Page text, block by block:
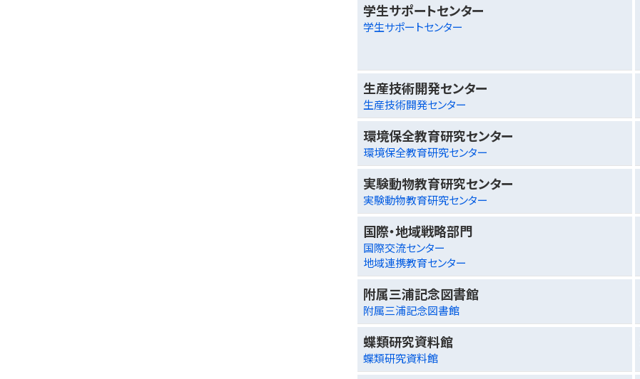
学生サポートセンター
学生サポートセンター
生産技術開発センター
生産技術開発センター
環境保全教育研究センター
環境保全教育研究センター
実験動物教育研究センター
実験動物教育研究センター
国際・地域戦略部門
国際交流センター
地域連携教育センター
附属三浦記念図書館
附属三浦記念図書館
蝶類研究資料館
蝶類研究資料館